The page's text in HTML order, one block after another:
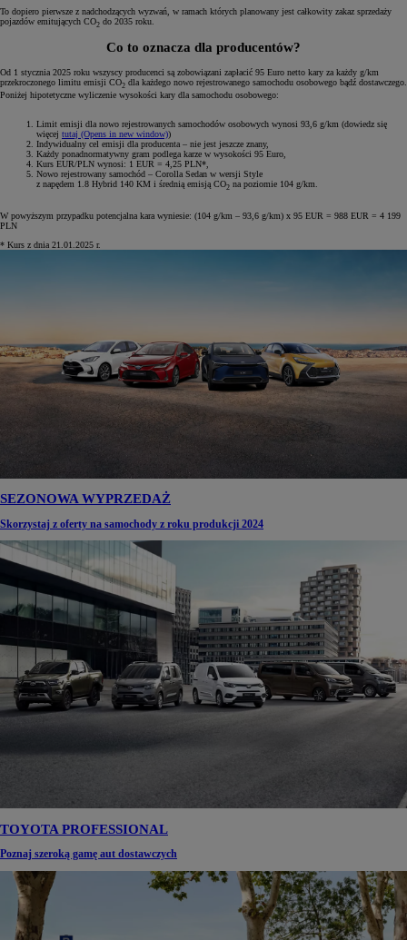
To dopiero pierwsze z nadchodzących wyzwań, w ramach których planowany jest całkowity zakaz sprzedaży
pojazdów emitujących CO2 do 2035 roku.
Co to oznacza dla producentów?
Od 1 stycznia 2025 roku wszyscy producenci są zobowiązani zapłacić 95 Euro netto kary za każdy g/km
przekroczonego limitu emisji CO2 dla każdego nowo rejestrowanego samochodu osobowego bądź dostawczego.
Poniżej hipotetyczne wyliczenie wysokości kary dla samochodu osobowego:
Limit emisji dla nowo rejestrowanych samochodów osobowych wynosi 93,6 g/km (dowiedz się
więcej tutaj (Opens in new window))
Indywidualny cel emisji dla producenta – nie jest jeszcze znany,
Każdy ponadnormatywny gram podlega karze w wysokości 95 Euro,
Kurs EUR/PLN wynosi: 1 EUR = 4,25 PLN*,
Nowo rejestrowany samochód – Corolla Sedan w wersji Style
z napędem 1.8 Hybrid 140 KM i średnią emisją CO2 na poziomie 104 g/km.
W powyższym przypadku potencjalna kara wyniesie: (104 g/km – 93,6 g/km) x 95 EUR = 988 EUR = 4 199
PLN
* Kurs z dnia 21.01.2025 r.
SEZONOWA WYPRZEDAŻ
Skorzystaj z oferty na samochody z roku produkcji 2024
TOYOTA PROFESSIONAL
Poznaj szeroką gamę aut dostawczych